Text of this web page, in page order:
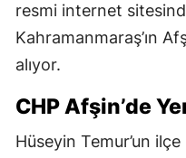
resmi internet
Kahramanmaraş’ın
alıyor.
CHP Afşin’de
Hüseyin Temur’un